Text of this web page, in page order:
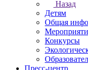
Назад
Детям
Общая
Конкурсы
Пресс-центр